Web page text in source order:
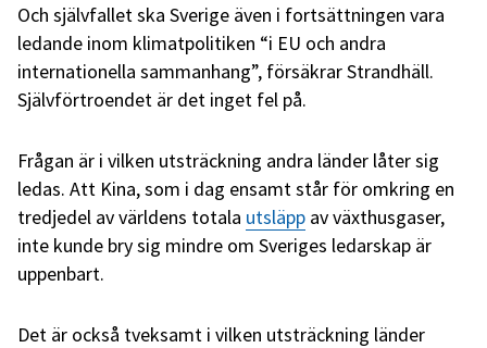
Och självfallet ska Sverige även i fortsättningen vara
ledande inom klimatpolitiken “i EU och andra
internationella sammanhang”, försäkrar Strandhäll.
Självförtroendet är det inget fel på.
Frågan är i vilken utsträckning andra länder låter sig
ledas. Att Kina, som i dag ensamt står för omkring en
tredjedel av världens totala utsläpp av växthusgaser,
inte kunde bry sig mindre om Sveriges ledarskap är
uppenbart.
Det är också tveksamt i vilken utsträckning länder